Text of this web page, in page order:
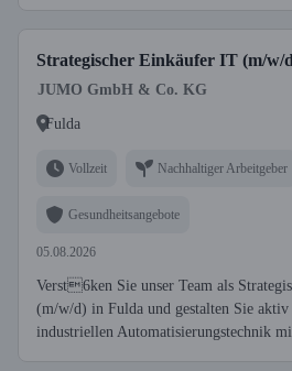
Strategischer Einkäufer IT (m/w/
JUMO GmbH & Co. KG
Fulda
Vollzeit Nachhaltiger Arbeitgeber
Gesundheitsangebote
05.08.2026
Verst6ken Sie unser Team als
(m/w/d) in Fulda und gestalten Sie
industriellen Automatisierungstechnik